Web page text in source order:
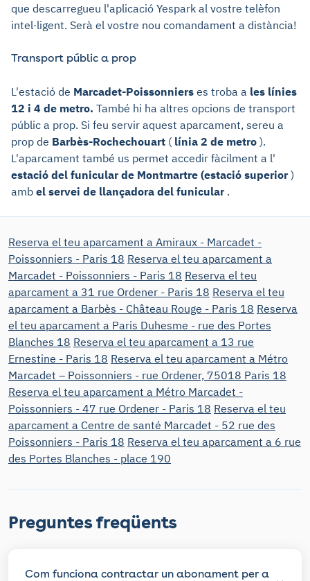
que descarregueu l'aplicació Yespark al vostre telèfon
intel·ligent. Serà el vostre nou comandament a distància!
Transport públic a prop
L'estació de Marcadet-Poissonniers es troba a les línies
12 i 4 de metro. També hi ha altres opcions de transport
públic a prop. Si feu servir aquest aparcament, sereu a
prop de Barbès-Rochechouart ( línia 2 de metro ).
L'aparcament també us permet accedir fàcilment a l'
estació del funicular de Montmartre (estació superior)
amb el servei de llançadora del funicular.
Reserva el teu aparcament a Amiraux - Marcadet -
Poissonniers - Paris 18 Reserva el teu aparcament a
Marcadet - Poissonniers - Paris 18 Reserva el teu
aparcament a 31 rue Ordener - Paris 18 Reserva el teu
aparcament a Barbès - Château Rouge - Paris 18 Reserva
el teu aparcament a Paris Duhesme - rue des Portes
Blanches 18 Reserva el teu aparcament a 13 rue
Ernestine - Paris 18 Reserva el teu aparcament a Métro
Marcadet – Poissonniers - rue Ordener, 75018 Paris 18
Reserva el teu aparcament a Métro Marcadet -
Poissonniers - 47 rue Ordener - Paris 18 Reserva el teu
aparcament a Centre de santé Marcadet - 52 rue des
Poissonniers - Paris 18 Reserva el teu aparcament a 6 rue
des Portes Blanches - place 190
Preguntes freqüents
Com funciona contractar un abonament per a